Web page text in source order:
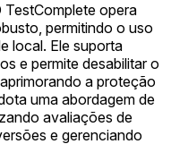
TestComplete opera
permitindo o uso
local. Ele suporta
e permite desabilitar o
a proteção
uma abordagem de
avaliações de
e gerenciando